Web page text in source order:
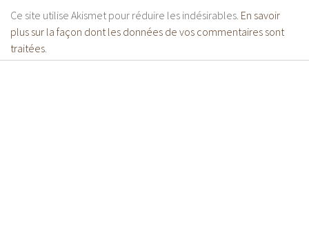
Ce site utilise Akismet pour réduire les indésirables. En savoir
plus sur la façon dont les données de vos commentaires sont
traitées.